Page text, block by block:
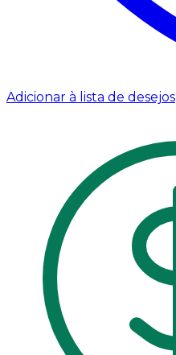
Adicionar à lista de desejos